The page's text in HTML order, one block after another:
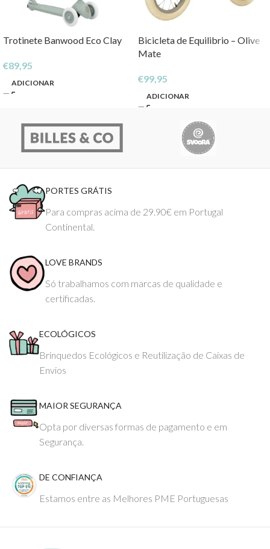
Trotinete Banwood Eco Clay
€89,95
ADICIONAR
Bicicleta de Equilibrio – Olive
Mate
€99,95
ADICIONAR
PORTES GRÁTIS
Para compras acima de 29.90€ em Portugal
Continental.
LOVE BRANDS
Só trabalhamos com marcas de qualidade e
certificadas.
ECOLÓGICOS
Brinquedos Ecológicos e Reutilização de Caixas de
Envios
MAIOR SEGURANÇA
Opta por diversas formas de pagamento e em
Segurança.
DE CONFIANÇA
Estamos entre as Melhores PME Portuguesas